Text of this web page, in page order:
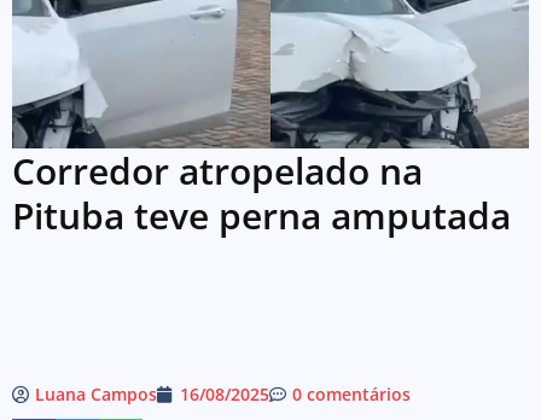
Corredor atropelado na
Pituba teve perna amputada
Luana Campos 16/08/2025 0 comentários